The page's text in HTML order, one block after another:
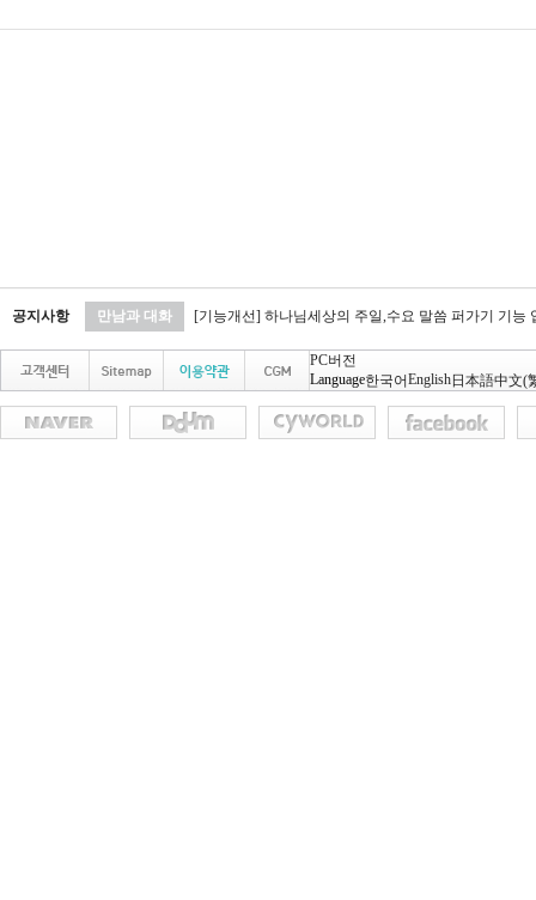
공지사항 만남과 대화 [기능개선] 하나님세상의 주일,수요 말씀 퍼가기 기능
PC버전
Language한국어English日本語中文(